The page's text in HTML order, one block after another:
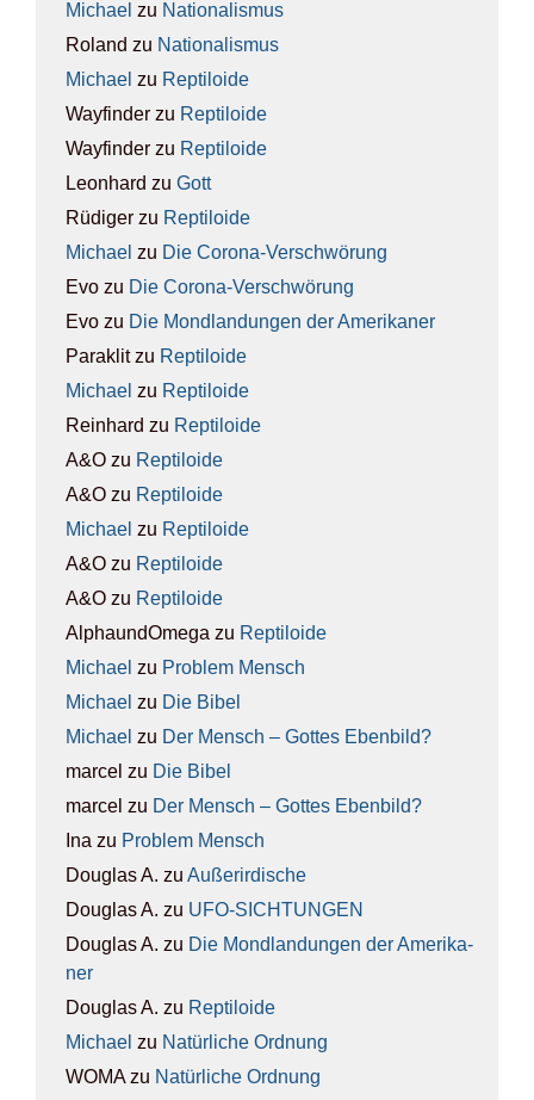
Michael zu Natio­na­lis­mus
Roland zu Natio­na­lis­mus
Michael zu Rep­ti­lo­ide
Wayfinder zu Rep­ti­lo­ide
Wayfinder zu Rep­ti­lo­ide
Leonhard zu Gott
Rüdiger zu Rep­ti­lo­ide
Michael zu Die Coro­na-Ver­schwö­rung
Evo zu Die Coro­na-Ver­schwö­rung
Evo zu Die Mond­lan­dun­gen der Ame­ri­ka­ner
Paraklitzu Rep­ti­lo­ide
Michael zu Rep­ti­lo­ide
Reinhard zu Rep­ti­lo­ide
A&O zu Rep­ti­lo­ide
A&O zu Rep­ti­lo­ide
Michael zu Rep­ti­lo­ide
A&O zu Rep­ti­lo­ide
A&O zu Rep­ti­lo­ide
AlphaundOmega zu Rep­ti­lo­ide
Michael zu Pro­blem Mensch
Michael zu Die Bibel
Michael zu Der Mensch – Got­tes Eben­bild?
marcel zu Die Bibel
marcel zu Der Mensch – Got­tes Eben­bild?
Ina zu Pro­blem Mensch
Douglas A. zu Außer­ir­di­sche
Douglas A. zu UFO-SICH­TUN­GEN
Douglas A. zu Die Mond­lan­dun­gen der Ame­ri­ka­
ner
Douglas A. zu Rep­ti­lo­ide
Michael zu Natür­li­che Ord­nung
WOMAzu Natür­li­che Ord­nung